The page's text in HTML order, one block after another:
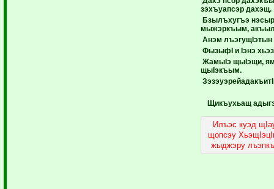
зэхъуапсэр дахэщ.
Бзылъхугъэ
мыжэркъым, акъыл
Анэм лъэгущIэтын
ФызыфI и Iэнэ
ЖамыIэ щыIэщи,
щыIэкъым.
ЗэзэуэрейадакъитI
Щикъухьащ
Илъэс куэд
щопсэу
жыджэру